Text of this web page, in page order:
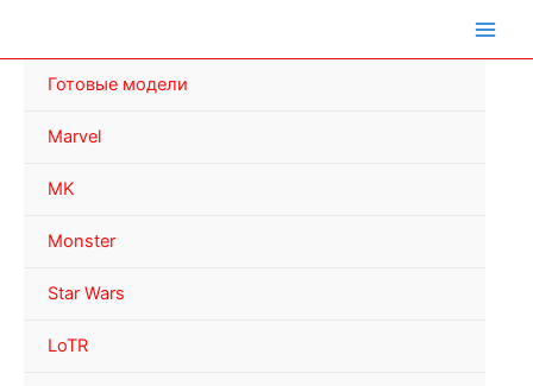
Готовые модели
Marvel
MK
Monster
Star Wars
LoTR